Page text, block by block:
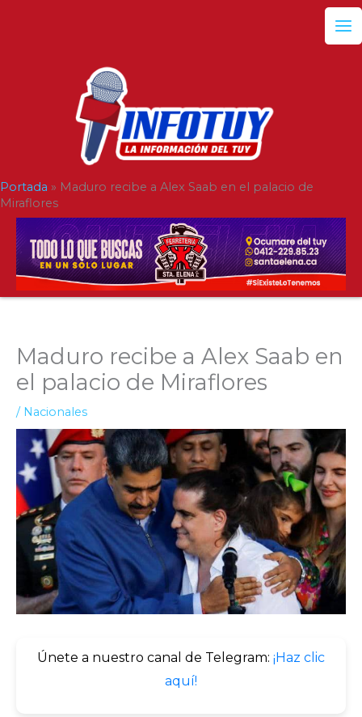
Portada » Maduro recibe a Alex Saab en el palacio de
Miraflores
Maduro recibe a Alex Saab en
el palacio de Miraflores
/ Nacionales
Únete a nuestro canal de Telegram: ¡Haz clic
aquí!